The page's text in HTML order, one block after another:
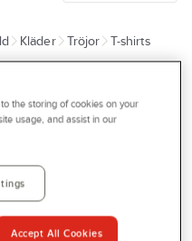
Kläder Tröjor T-shirts
T-shirt
Blåkläder
3332-1030
SVART/VARSELGUL
XXL
the storing of cookies on your
usage, and assist in our
Accept All Cookies